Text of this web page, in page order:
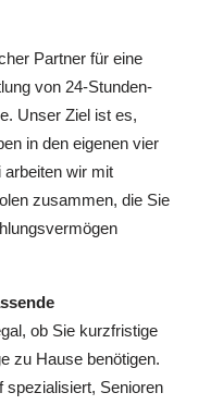
Partner für eine
von 24-Stunden-
Unser Ziel ist es,
in den eigenen vier
arbeiten wir mit
zusammen, die Sie
ob Sie kurzfristige
zu Hause benötigen.
spezialisiert, Senioren